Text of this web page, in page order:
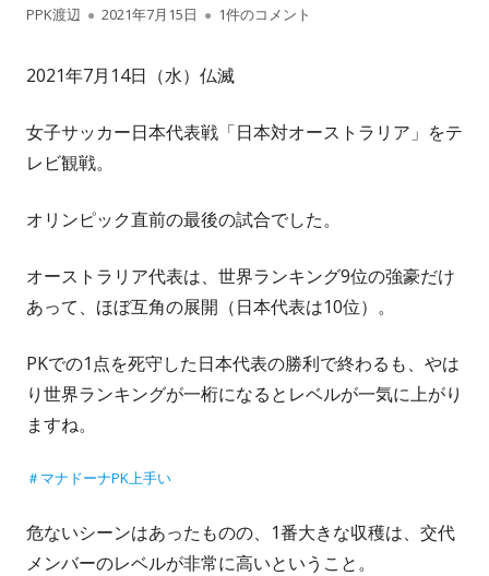
作
PPK渡辺
公
2021年7月15日 【寝るまえ◯行日記】♯１３３ への
1件のコメント
2021年7月14日（水）仏滅
女子サッカー日本代表戦「日本対オーストラリア」をテ
レビ観戦。
オリンピック直前の最後の試合でした。
オーストラリア代表は、世界ランキング9位の強豪だけ
あって、ほぼ互角の展開（日本代表は10位）。
PKでの1点を死守した日本代表の勝利で終わるも、やは
り世界ランキングが一桁になるとレベルが一気に上がり
ますね。
＃マナドーナPK上手い
危ないシーンはあったものの、1番大きな収穫は、交代
メンバーのレベルが非常に高いということ。